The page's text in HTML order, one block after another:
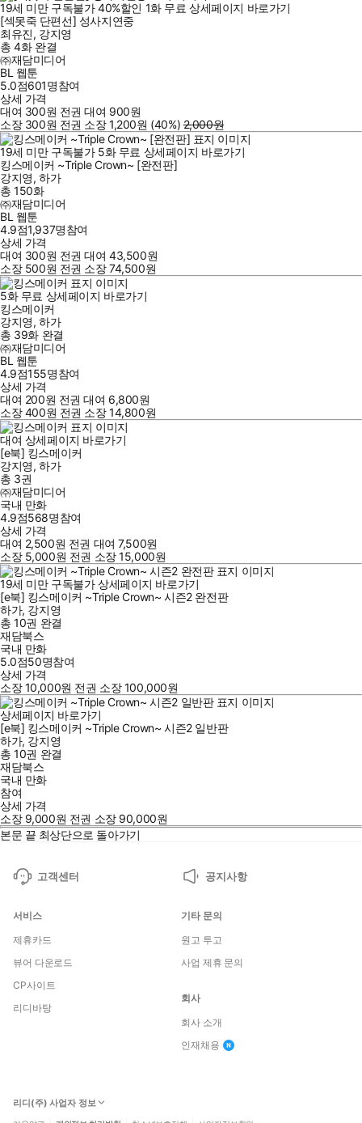
19세 미만 구독불가 40%할인 1화 무료 상세페이지 바로가기
[섹못죽 단편선] 성사지연중
최유진, 강지영
총 4화 완결
㈜재담미디어
BL 웹툰
5.0점601명참여
상세 가격
대여 300원 전권 대여 900원
소장 300원 전권 소장1,200원 (40%) 2,000원
19세 미만 구독불가 5화 무료 상세페이지 바로가기
킹스메이커 ~Triple Crown~ [완전판]
강지영, 하가
총 150화
㈜재담미디어
BL 웹툰
4.9점1,937명참여
상세 가격
대여 300원 전권 대여43,500원
소장 500원 전권 소장74,500원
5화 무료 상세페이지 바로가기
킹스메이커
강지영, 하가
총 39화 완결
㈜재담미디어
BL 웹툰
4.9점155명참여
상세 가격
대여 200원 전권 대여 6,800원
소장400원 전권 소장14,800원
대여 상세페이지 바로가기
[e북] 킹스메이커
강지영, 하가
총 3권
㈜재담미디어
국내 만화
4.9점568명참여
상세 가격
대여 2,500원 전권 대여7,500원
소장 5,000원 전권 소장15,000원
19세 미만 구독불가 상세페이지 바로가기
[e북] 킹스메이커 ~Triple Crown~ 시즌2 완전판
하가, 강지영
총 10권 완결
재담북스
국내 만화
5.0점50명참여
상세 가격
소장10,000원 전권 소장100,000원
상세페이지 바로가기
[e북] 킹스메이커 ~Triple Crown~ 시즌2 일반판
하가, 강지영
총 10권 완결
재담북스
국내 만화
참여
상세 가격
소장 9,000원 전권 소장 90,000원
본문 끝 최상단으로 돌아가기
고객센터 공지사항
서비스
제휴카드
뷰어 다운로드
CP사이트
리디바탕
기타 문의
원고 투고
사업 제휴 문의
회사
회사 소개
인재채용
리디(주) 사업자 정보